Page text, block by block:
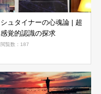
シュタイナーの心魂論 | 超
感覚的認識の探求
閲覧数：187